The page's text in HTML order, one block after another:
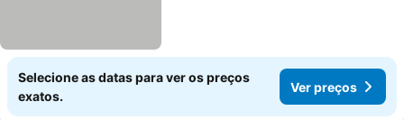
Selecione as datas para ver os preços
exatos.
Ver preços